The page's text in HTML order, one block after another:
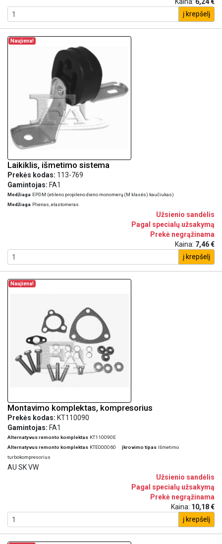
į krepšelį
Naujiena!
Laikiklis, išmetimo sistema
Prekės kodas: 113-769
Gamintojas: FA1
Medžiaga EPDM (etileno propileno dieno monomerų (M klasės) kaučiukas)
Medžiaga Plienas, elastomeras
Užsienio sandėlis
Pagal specialų užsakymą
Prekė negrąžinama
Kaina: 7,46 €
į krepšelį
Naujiena!
Montavimo komplektas, kompresorius
Prekės kodas: KT110090
Gamintojas: FA1
Alternatyvus remonto komplektas KT110090E
Alternatyvus remonto komplektas KTE000060 įkrovimo tipas Išmetimo
turbokompresorius
AU SK VW
Užsienio sandėlis
Pagal specialų užsakymą
Prekė negrąžinama
Kaina: 10,18 €
į krepšelį